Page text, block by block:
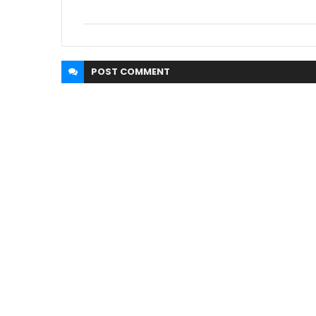
POST COMMENT